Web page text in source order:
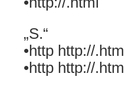
„S.“
•http http://.html
•http http://.html